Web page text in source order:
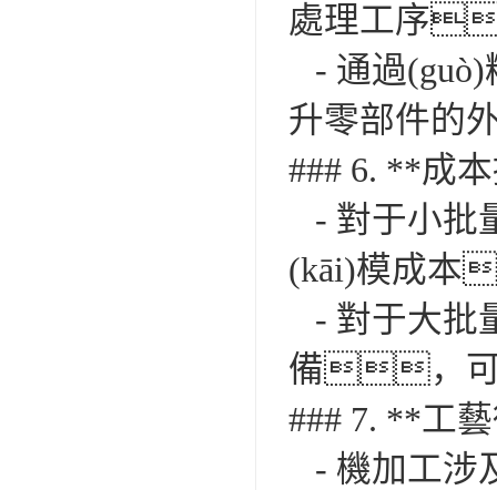
處理工序
- 通過
升零部件
### 6. **成
- 對于小批
(kāi)模成
- 對于大批
備，
### 7. **工
- 機加工涉